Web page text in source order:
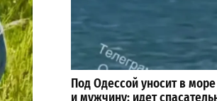
Под Одессой уносит в
и мужчину: идет